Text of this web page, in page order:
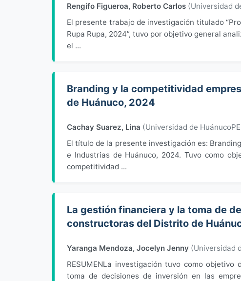
Rengifo Figueroa, Roberto Carlos (Universidad
El presente trabajo de investigación titulado
Rupa Rupa, 2024”, tuvo por objetivo general
el ...
Branding y la competitividad
de Huánuco, 2024
Cachay Suarez, Lina (Universidad de HuánucoPE
El título de la presente investigación es:
e Industrias de Huánuco, 2024. Tuvo como
competitividad ...
La gestión financiera y la toma de
constructoras del Distrito de
Yaranga Mendoza, Jocelyn Jenny (Universidad
RESUMENLa investigación tuvo como
toma de decisiones de inversión en las